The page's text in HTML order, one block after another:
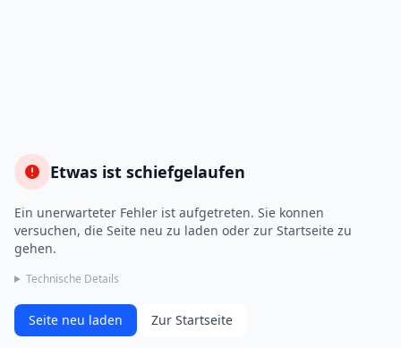
Etwas ist schiefgelaufen
Ein unerwarteter Fehler ist aufgetreten. Sie konnen
versuchen, die Seite neu zu laden oder zur Startseite zu
gehen.
Technische Details
Seite neu laden Zur Startseite